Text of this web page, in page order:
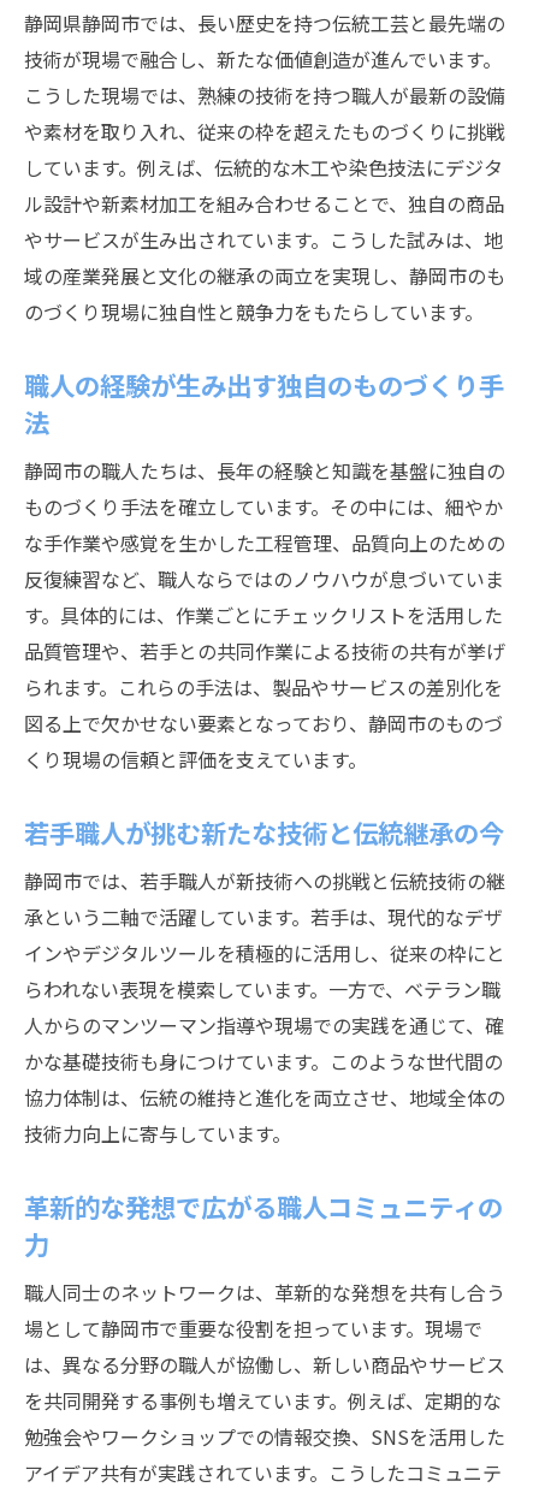
静岡県静岡市では、長い歴史を持つ伝統工芸と最先端の
技術が現場で融合し、新たな価値創造が進んでいます。
こうした現場では、熟練の技術を持つ職人が最新の設備
や素材を取り入れ、従来の枠を超えたものづくりに挑戦
しています。例えば、伝統的な木工や染色技法にデジタ
ル設計や新素材加工を組み合わせることで、独自の商品
やサービスが生み出されています。こうした試みは、地
域の産業発展と文化の継承の両立を実現し、静岡市のも
のづくり現場に独自性と競争力をもたらしています。
職人の経験が生み出す独自のものづくり手
法
静岡市の職人たちは、長年の経験と知識を基盤に独自の
ものづくり手法を確立しています。その中には、細やか
な手作業や感覚を生かした工程管理、品質向上のための
反復練習など、職人ならではのノウハウが息づいていま
す。具体的には、作業ごとにチェックリストを活用した
品質管理や、若手との共同作業による技術の共有が挙げ
られます。これらの手法は、製品やサービスの差別化を
図る上で欠かせない要素となっており、静岡市のものづ
くり現場の信頼と評価を支えています。
若手職人が挑む新たな技術と伝統継承の今
静岡市では、若手職人が新技術への挑戦と伝統技術の継
承という二軸で活躍しています。若手は、現代的なデザ
インやデジタルツールを積極的に活用し、従来の枠にと
らわれない表現を模索しています。一方で、ベテラン職
人からのマンツーマン指導や現場での実践を通じて、確
かな基礎技術も身につけています。このような世代間の
協力体制は、伝統の維持と進化を両立させ、地域全体の
技術力向上に寄与しています。
革新的な発想で広がる職人コミュニティの
力
職人同士のネットワークは、革新的な発想を共有し合う
場として静岡市で重要な役割を担っています。現場で
は、異なる分野の職人が協働し、新しい商品やサービス
を共同開発する事例も増えています。例えば、定期的な
勉強会やワークショップでの情報交換、SNSを活用した
アイデア共有が実践されています。こうしたコミュニテ